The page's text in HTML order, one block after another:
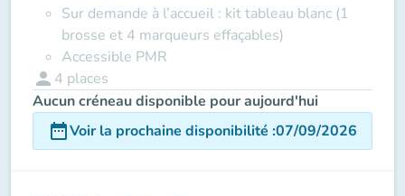
Sur demande à l’accueil : kit tableau blanc (1
brosse et 4 marqueurs effaçables)
Accessible PMR
person 4 places
Aucun créneau disponible pour aujourd'hui
date_rangeVoir la prochaine disponibilité :07/09/2026